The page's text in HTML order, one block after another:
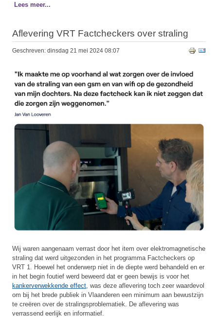
Lees meer...
Aflevering VRT Factcheckers over straling
Geschreven: dinsdag 21 mei 2024 08:07
Wij waren aangenaam verrast door het item over elektromagnetische
straling dat werd uitgezonden in het programma Factcheckers op
VRT 1. Hoewel het onderwerp niet in de diepte werd behandeld en er
in het begin foutief werd beweerd dat er geen bewijs is voor het
kankerverwekkende effect , was deze aflevering toch zeer waardevol
om bij het brede publiek in Vlaanderen een minimum aan bewustzijn
te creëren over de stralingsproblematiek. De aflevering was
verrassend eerlijk en informatief.